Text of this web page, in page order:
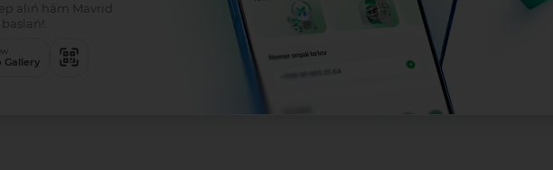
alıń hám Mavrid
Gallery